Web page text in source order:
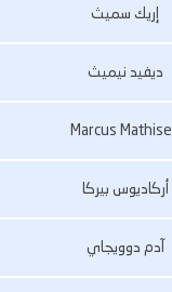
إريك سميث
ديفيد نيميث
Marcus
أركاديوس بيركا
آدم دوويجاي